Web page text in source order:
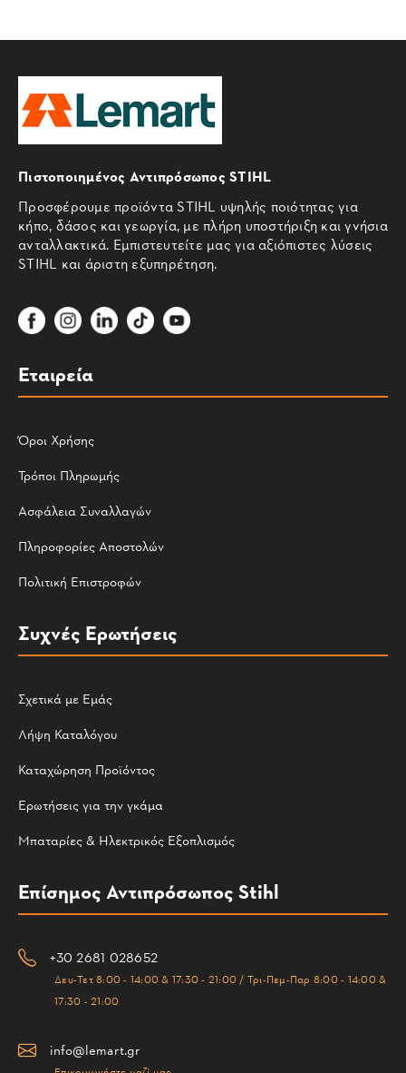
Πιστοποιημένος Αντιπρόσωπος STIHL
Προσφέρουμε προϊόντα STIHL υψηλής ποιότητας για
κήπο, δάσος και γεωργία, με πλήρη υποστήριξη και γνήσια
ανταλλακτικά. Εμπιστευτείτε μας για αξιόπιστες λύσεις
STIHL και άριστη εξυπηρέτηση.
Εταιρεία
Όροι Χρήσης
Τρόποι Πληρωμής
Ασφάλεια Συναλλαγών
Πληροφορίες Αποστολών
Πολιτική Επιστροφών
Συχνές Ερωτήσεις
Σχετικά με Εμάς
Λήψη Καταλόγου
Καταχώρηση Προϊόντος
Ερωτήσεις για την γκάμα
Μπαταρίες & Ηλεκτρικός Εξοπλισμός
Επίσημος Αντιπρόσωπος Stihl
+30 2681 028652
Δευ-Τετ 8:00 - 14:00 & 17:30 - 21:00 / Τρι-Πεμ-Παρ 8:00 - 14:00 &
17:30 - 21:00
info@lemart.gr